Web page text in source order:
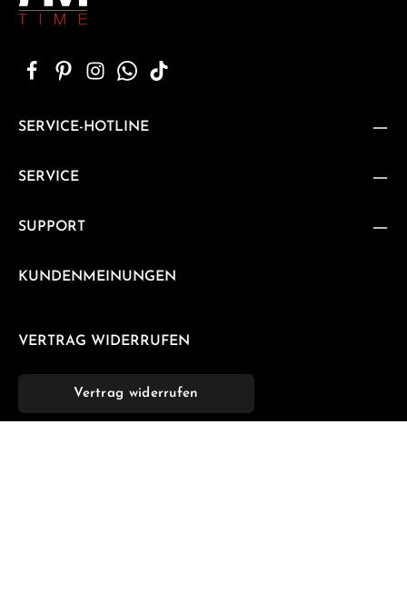
SERVICE-HOTLINE
SERVICE
SUPPORT
KUNDENMEINUNGEN
VERTRAG WIDERRUFEN
Vertrag widerrufen